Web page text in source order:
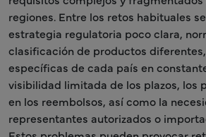
regiones. Entre los retos habituales
estrategia regulatoria poco clara,
clasificación de productos
específicas de cada país en
visibilidad limitada de los plazos, los
en los reembolsos, así como la
representantes autorizados o